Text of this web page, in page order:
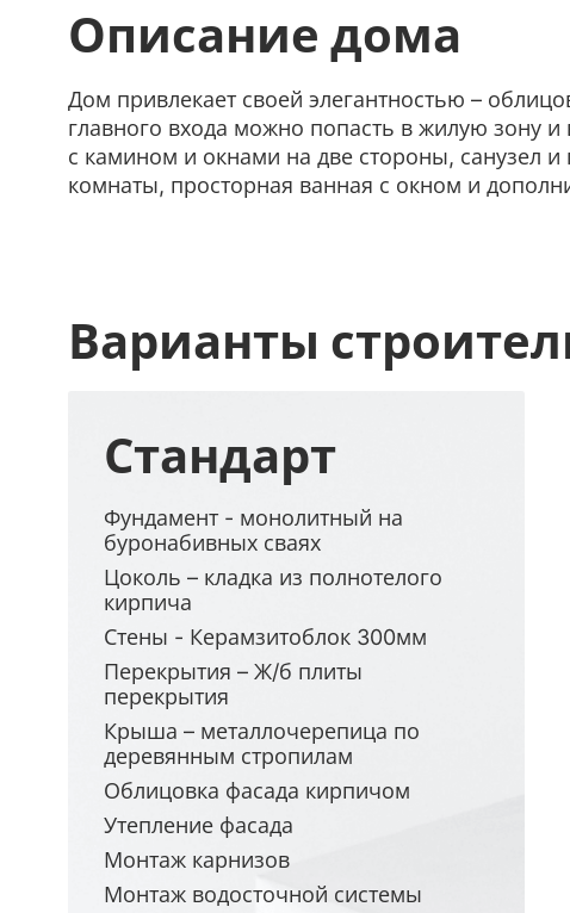
Описание дома
Дом привлекает своей элегантностью –
главного входа можно попасть в жилую зону
с камином и окнами на две стороны, санузел
комнаты, просторная ванная с окном и
Варианты
Стандарт
Фундамент - монолитный на
буронабивных сваях
Цоколь – кладка из полнотелого
кирпича
Стены - Керамзитоблок 300мм
Перекрытия – Ж/б плиты
перекрытия
Крыша – металлочерепица по
деревянным стропилам
Облицовка фасада кирпичом
Утепление фасада
Монтаж карнизов
Монтаж водосточной системы